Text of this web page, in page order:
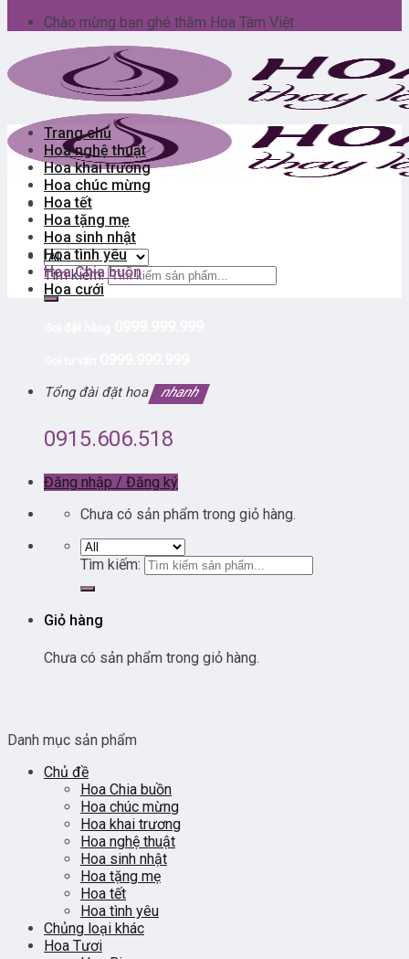
Chào mừng bạn ghé thăm Hoa Tâm Việt
Tìm kiếm:
Tổng đài đặt hoa nhanh
0915.606.518
Đăng nhập / Đăng ký
Chưa có sản phẩm trong giỏ hàng.
Tìm kiếm:
Giỏ hàng
Chưa có sản phẩm trong giỏ hàng.
Trang chủ
Hoa nghệ thuật
Hoa khai trương
Hoa chúc mừng
Hoa tết
Hoa tặng mẹ
Hoa sinh nhật
Hoa tình yêu
Hoa Chia buồn
Hoa cưới
Danh mục sản phẩm
Chủ đề
Hoa Chia buồn
Hoa chúc mừng
Hoa khai trương
Hoa nghệ thuật
Hoa sinh nhật
Hoa tặng mẹ
Hoa tết
Hoa tình yêu
Chủng loại khác
Hoa Tươi